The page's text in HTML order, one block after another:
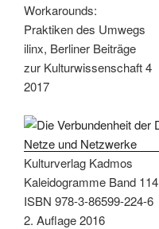
Workarounds:
Praktiken des Umwegs
ilinx, Berliner Beiträge
zur Kulturwissenschaft 4
2017
Kulturverlag Kadmos
Kaleidogramme Band 114
ISBN 978-3-86599-224-6
2. Auflage 2016